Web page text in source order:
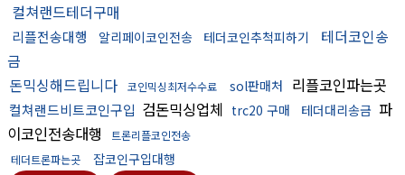
컬쳐랜드테더구매
리플전송대행 알리페이코인전송 테더코인추척피하기
테더코인송
금
돈믹싱해드립니다
코인믹싱최저수수료 sol판매처 리플코인파는곳
컬쳐랜드비트코인구입 검돈믹싱업체 trc20 구매 테더대리송금 파
이코인전송대행
트론리플코인전송
테더트론파는곳
잡코인구입대행